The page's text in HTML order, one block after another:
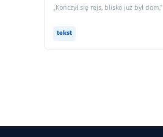
„Kończył się rejs, blisko już był dom,”
tekst